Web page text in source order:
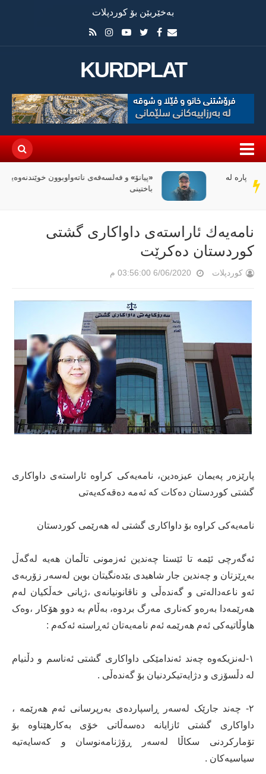
بەخێربێن بۆ کوردپلات
KURDPLAT
سەر
دێڕ
«پیانۆ» و فەلسەفەی ناتەواوبوون خوێندنەوەیەکی
باختینی
نامەیەك ئاراستەی داواكاری گشتی
كوردستان دەكرێت
کوردپلات 6/06/2020 03:56:00 م
پارێزەر پەیمان عیزەدین، نامەیەكی كراوە ئاراستەی داواكاری
گشتی كوردستان دەكات كە ئەمە دەقەكەیەتی
نامەیەکی کراوە بۆ داواکاری گشتی لە هەرێمی کوردستان
ئەگەرچی ئێمە تا ئێستا چەندین ئەزمونی تاڵمان هەیە لەگەڵ
بەڕێزتان و چەندین جار شاهیدی بێدەنگیتان بوین لەسەر زۆربەی
ئەو ناعەدالەتی و گەندەڵی و ناقانونیانەی ،ژیانی خەڵکیان لەم
هەرێمەدا بەرەو کەناری مەرگ بردوە، بەڵام بە دوو هۆکار ،وەک
هاوڵاتیەکی ئەم هەرێمە ئەم نامەیەتان ئەڕاستە ئەکەم :
١-لەنزیکەوە چەند ئەندامێکی داواکاری گشتی ئەناسم و دڵنیام
لە دڵسۆزی و دژایەتیکردنیان بۆ گەندەڵی .
٢- چەند جارێک لەسەر ڕاسپاردەی بەرپرسانی ئەم هەرێمە ،
داواکاری گشتی ئازایانە دەسەڵاتی خۆی بەکارهێناوە بۆ
تۆمارکردنی سکاڵا لەسەر ڕۆژنامەنوسان و کەسایەتیە
سیاسیەکان .